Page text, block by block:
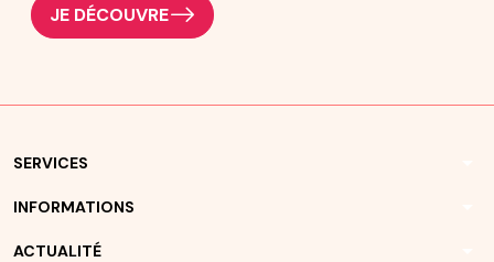
JE DÉCOUVRE
SERVICES
INFORMATIONS
ACTUALITÉ